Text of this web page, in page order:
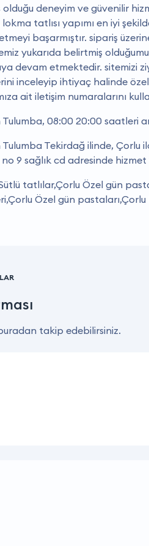
olduğu deneyim ve güvenilir
lokma tatlısı yapımı en iyi
başarmıştır. sipariş
yukarıda belirtmiş
devam etmektedir. sitemizi
inceleyip ihtiyaç halinde
ait iletişim numaralarını
Tulumba, 08:00 20:00 saatleri
Tekirdağ ilinde, Çorlu
no 9 sağlık cd adresinde
tatlılar,Çorlu Özel gün
Özel gün
takip edebilirsiniz.